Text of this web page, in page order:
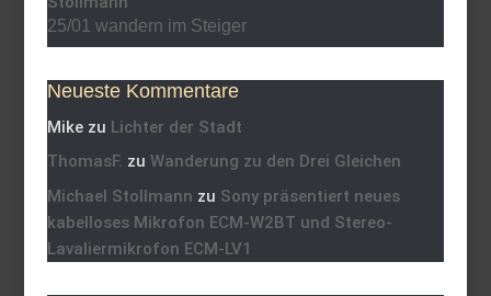
25/01 wandern im Steiger
Neueste Kommentare
Mikezu Lichter der Stadt
ThomasF. zu Wanderung zu den Drei Gleichen
Michael Stollmann zu Sony präsentiert neues
kabelloses Mikrofon ECM-W2BT und Stereo-
Lavaliermikrofon ECM-LV1